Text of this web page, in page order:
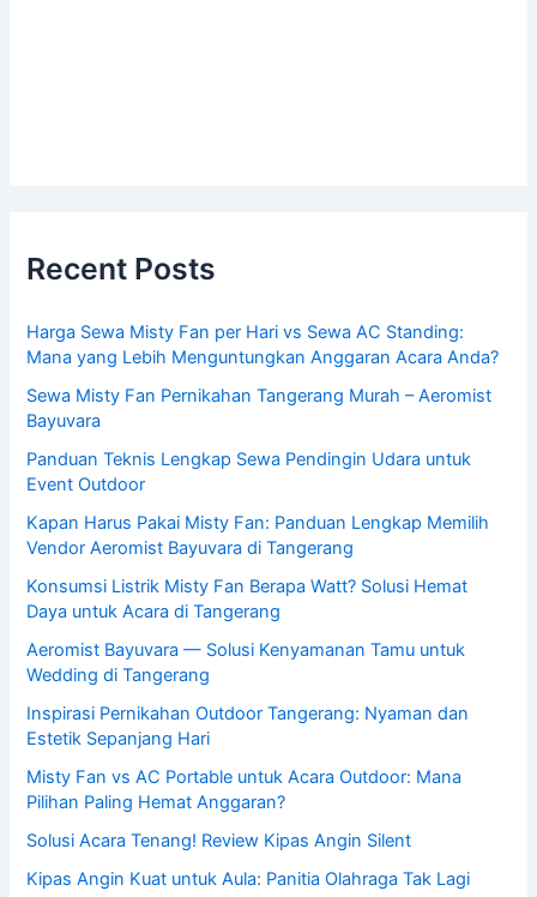
Recent Posts
Harga Sewa Misty Fan per Hari vs Sewa AC Standing:
Mana yang Lebih Menguntungkan Anggaran Acara Anda?
Sewa Misty Fan Pernikahan Tangerang Murah – Aeromist
Bayuvara
Panduan Teknis Lengkap Sewa Pendingin Udara untuk
Event Outdoor
Kapan Harus Pakai Misty Fan: Panduan Lengkap Memilih
Vendor Aeromist Bayuvara di Tangerang
Konsumsi Listrik Misty Fan Berapa Watt? Solusi Hemat
Daya untuk Acara di Tangerang
Aeromist Bayuvara — Solusi Kenyamanan Tamu untuk
Wedding di Tangerang
Inspirasi Pernikahan Outdoor Tangerang: Nyaman dan
Estetik Sepanjang Hari
Misty Fan vs AC Portable untuk Acara Outdoor: Mana
Pilihan Paling Hemat Anggaran?
Solusi Acara Tenang! Review Kipas Angin Silent
Kipas Angin Kuat untuk Aula: Panitia Olahraga Tak Lagi